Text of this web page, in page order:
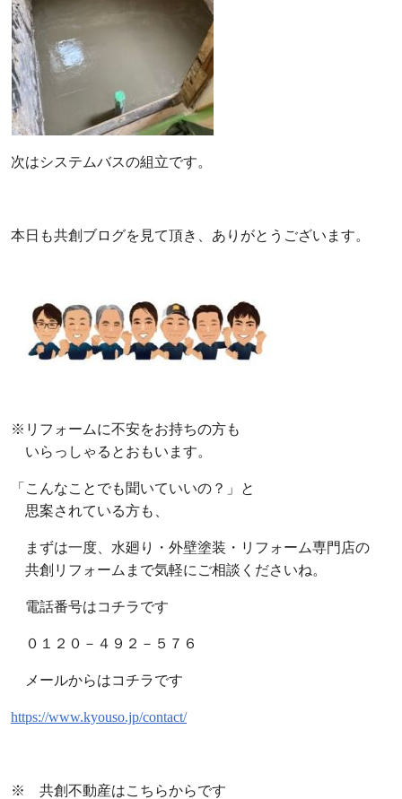
次はシステムバスの組立です。
本日も共創ブログを見て頂き、ありがとうございます。
※リフォームに不安をお持ちの方も
いらっしゃるとおもいます。
「こんなことでも聞いていいの？」と
思案されている方も、
まずは一度、水廻り・外壁塗装・リフォーム専門店の
共創リフォームまで気軽にご相談くださいね。
電話番号はコチラです
０１２０－４９２－５７６
メールからはコチラです
https://www.kyouso.jp/contact/
※ 共創不動産はこちらからです